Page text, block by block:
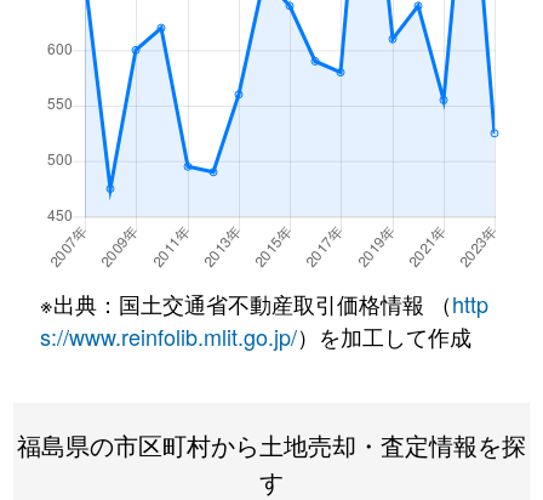
森宿
6,000万円 須賀川
徒歩45分
森宿
240万円
徒歩45分
森宿
2,500万円
森宿
55,000万円 須賀川
徒歩45分
森宿
1,600万円 須賀川
徒歩45分
森宿
1,600万円 須賀川
徒歩18分
森宿
1,300万円 須賀川
徒歩45分
※出典：国土交通省不動産取引価格情報 （http
s://www.reinfolib.mlit.go.jp/）を加工して作成
福島県の市区町村から土地売却・査定情報を探
す